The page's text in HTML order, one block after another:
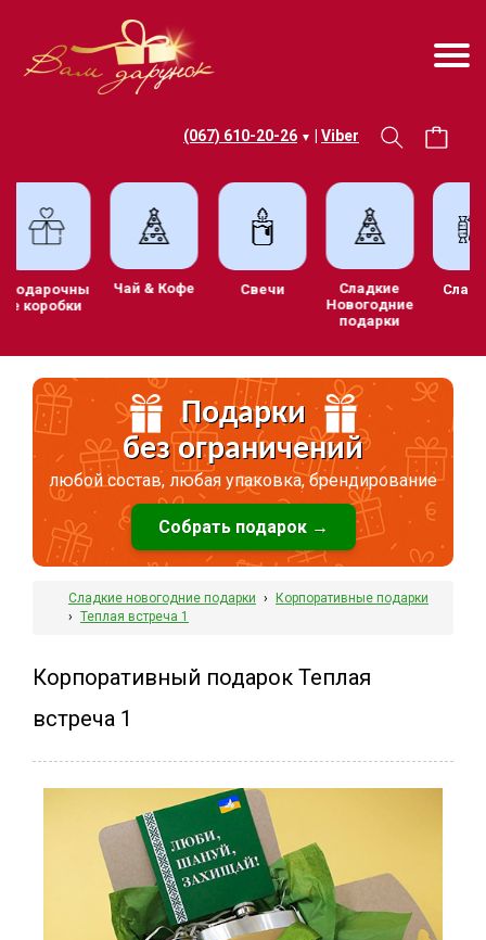
(067) 610-20-26 ▼ Viber
Подарочны
е коробки
Чай & Кофе Свечи
Сладкие
Новогодние
подарки
Подарки
без ограничений
любой состав, любая упаковка, брендирование
Собрать подарок →
Сладкие новогодние подарки › Корпоративные подарки
› Теплая встреча 1
Корпоративный подарок Теплая
встреча 1